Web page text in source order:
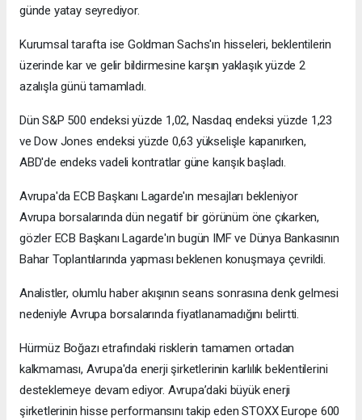
günde yatay seyrediyor.
Kurumsal tarafta ise Goldman Sachs'ın hisseleri, beklentilerin
üzerinde kar ve gelir bildirmesine karşın yaklaşık yüzde 2
azalışla günü tamamladı.
Dün S&P 500 endeksi yüzde 1,02, Nasdaq endeksi yüzde 1,23
ve Dow Jones endeksi yüzde 0,63 yükselişle kapanırken,
ABD'de endeks vadeli kontratlar güne karışık başladı.
Avrupa'da ECB Başkanı Lagarde'ın mesajları bekleniyor
Avrupa borsalarında dün negatif bir görünüm öne çıkarken,
gözler ECB Başkanı Lagarde'ın bugün IMF ve Dünya Bankasının
Bahar Toplantılarında yapması beklenen konuşmaya çevrildi.
Analistler, olumlu haber akışının seans sonrasına denk gelmesi
nedeniyle Avrupa borsalarında fiyatlanamadığını belirtti.
Hürmüz Boğazı etrafındaki risklerin tamamen ortadan
kalkmaması, Avrupa'da enerji şirketlerinin karlılık beklentilerini
desteklemeye devam ediyor. Avrupa’daki büyük enerji
şirketlerinin hisse performansını takip eden STOXX Europe 600